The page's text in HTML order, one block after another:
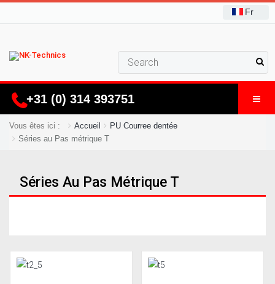
Fr
+31 (0) 314 393751
Vous êtes ici : Accueil
PU Courree dentée
Séries au Pas métrique T
Séries Au Pas Métrique T